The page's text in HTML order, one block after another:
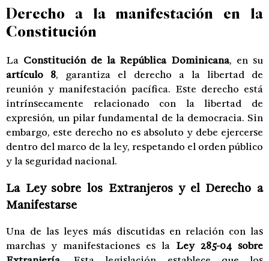
Derecho a la manifestación en la
Constitución
La Constitución de la República Dominicana, en su
artículo 8, garantiza el derecho a la libertad de
reunión y manifestación pacífica. Este derecho está
intrínsecamente relacionado con la libertad de
expresión, un pilar fundamental de la democracia. Sin
embargo, este derecho no es absoluto y debe ejercerse
dentro del marco de la ley, respetando el orden público
y la seguridad nacional.
La Ley sobre los Extranjeros y el Derecho a
Manifestarse
Una de las leyes más discutidas en relación con las
marchas y manifestaciones es la Ley 285-04 sobre